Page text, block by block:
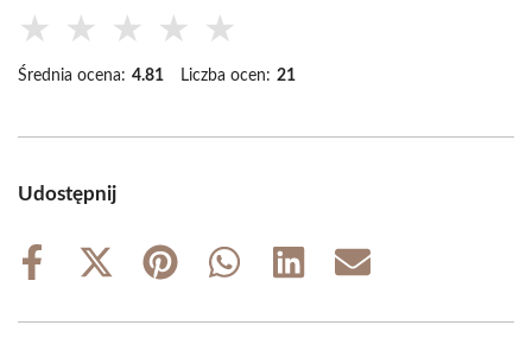
★ ★ ★ ★ ★
Średnia ocena: 4.81 Liczba ocen: 21
Udostępnij
Share
Share
(Twitter)
Share
Share
Share
Share